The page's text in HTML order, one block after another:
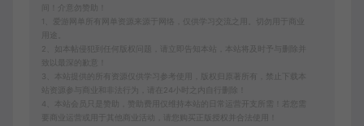
间！介意勿赞助！
1、爱游网单所有网单资源来源于网络，仅供学习交流之用。切勿用于商业
2、如本帖侵犯到任何版权问题，请立即告知本站，本站将及时予与删除并
致以最深的歉意！
3、本站提供的所有资源仅供学习参考使用，版权归原著所有，禁止下载本
站资源参与商业和非法行为，请在24小时之内自行删除！
4、本站会员只是赞助，赞助费用仅维持本站的日常运营开支所需！若您需
要商业运营或用于其他商业活动，请您购买正版授权并合法使用！